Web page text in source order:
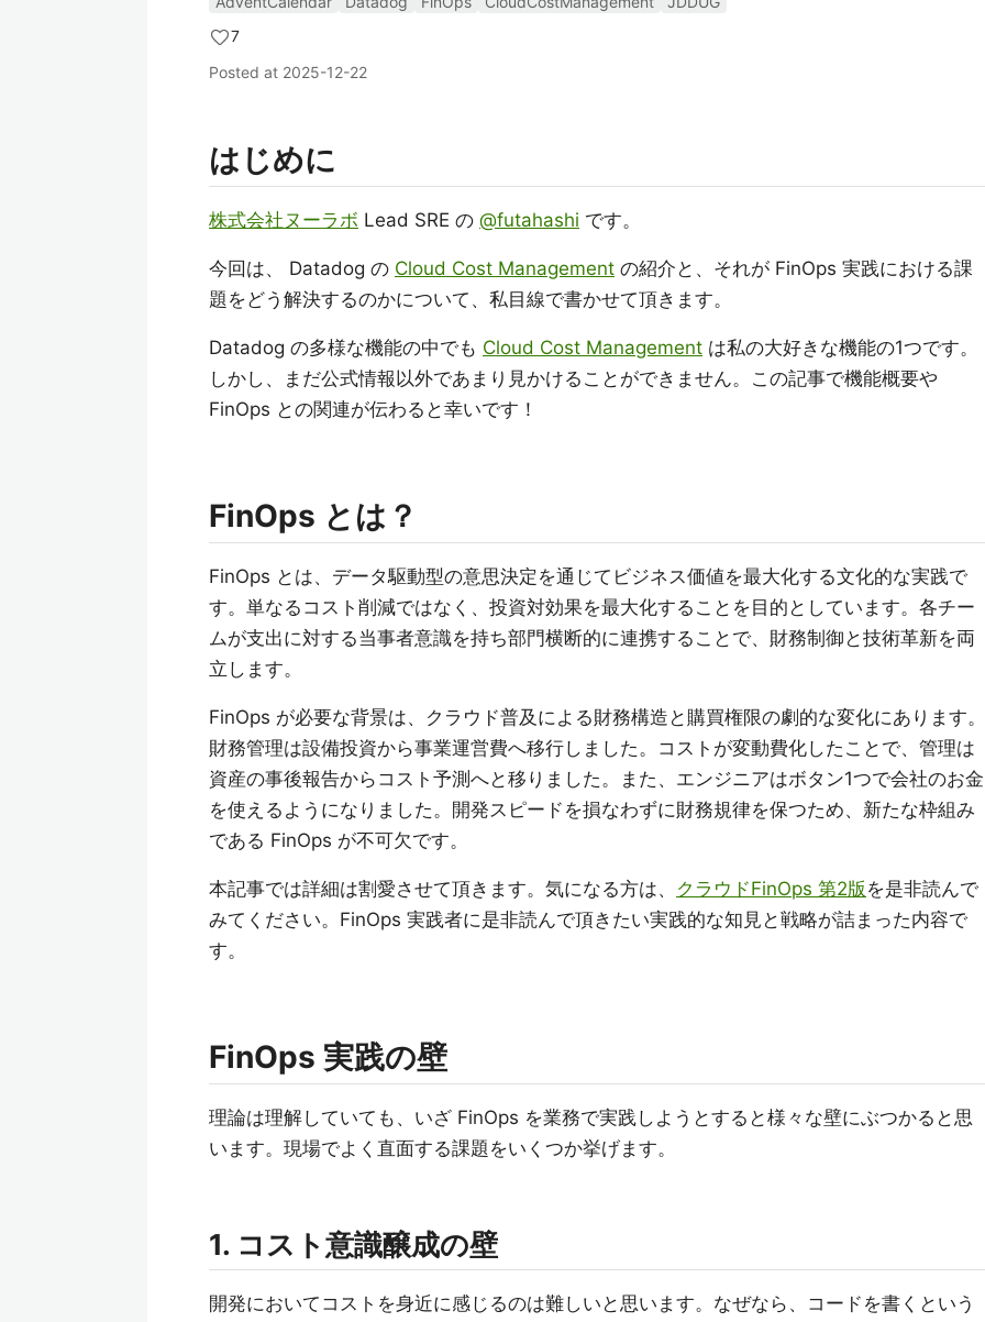
7
Posted at 2025-12-22
はじめに
株式会社ヌーラボ Lead SRE の @futahashi です。
今回は、 Datadog の Cloud Cost Management の紹介と、それが FinOps 実践における課
題をどう解決するのかについて、私目線で書かせて頂きます。
Datadog の多様な機能の中でも Cloud Cost Management は私の大好きな機能の1つです。
しかし、まだ公式情報以外であまり見かけることができません。この記事で機能概要や
FinOps との関連が伝わると幸いです！
FinOps とは？
FinOps とは、データ駆動型の意思決定を通じてビジネス価値を最大化する文化的な実践で
す。単なるコスト削減ではなく、投資対効果を最大化することを目的としています。各チー
ムが支出に対する当事者意識を持ち部門横断的に連携することで、財務制御と技術革新を両
立します。
FinOps が必要な背景は、クラウド普及による財務構造と購買権限の劇的な変化にあります。
財務管理は設備投資から事業運営費へ移行しました。コストが変動費化したことで、管理は
資産の事後報告からコスト予測へと移りました。また、エンジニアはボタン1つで会社のお金
を使えるようになりました。開発スピードを損なわずに財務規律を保つため、新たな枠組み
である FinOps が不可欠です。
本記事では詳細は割愛させて頂きます。気になる方は、 クラウドFinOps 第2版 を是非読んで
みてください。FinOps 実践者に是非読んで頂きたい実践的な知見と戦略が詰まった内容で
す。
FinOps 実践の壁
理論は理解していても、いざ FinOps を業務で実践しようとすると様々な壁にぶつかると思
います。現場でよく直面する課題をいくつか挙げます。
1. コスト意識醸成の壁
開発においてコストを身近に感じるのは難しいと思います。なぜなら、コードを書くという